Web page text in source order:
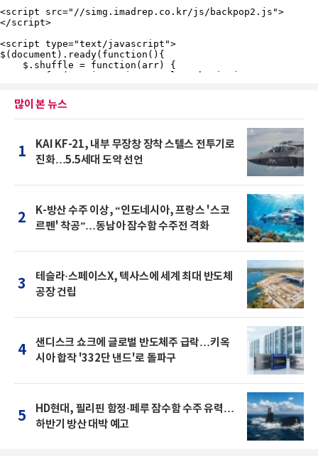
많이 본 뉴스
1
KAI KF-21, 내부 무장창 장착 스텔스 전투기로
진화…5.5세대 도약 선언
2
K-방산 수주 이상, “인도네시아, 프랑스 '스코
르펜' 착공”…동남아 잠수함 수주전 격화
3
테슬라·스페이스X, 텍사스에 세계 최대 반도체
공장 건립
4
샌디스크 쇼크에 글로벌 반도체주 급락…키옥
시아 합작 '332단 낸드'로 돌파구
5
HD현대, 필리핀 함정·페루 잠수함 수주 유력…
하반기 방산 대박 예고